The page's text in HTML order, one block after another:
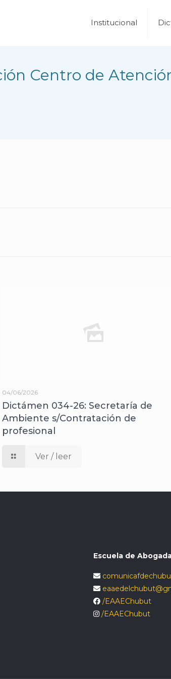
Institucional
Centro de
04/06/2026
Dictámen 034-26: Secretaría de
Ambiente s/Contratación de
profesional
Ver / leer
Escuela de
/EAAEChubut
/EAAEChubut